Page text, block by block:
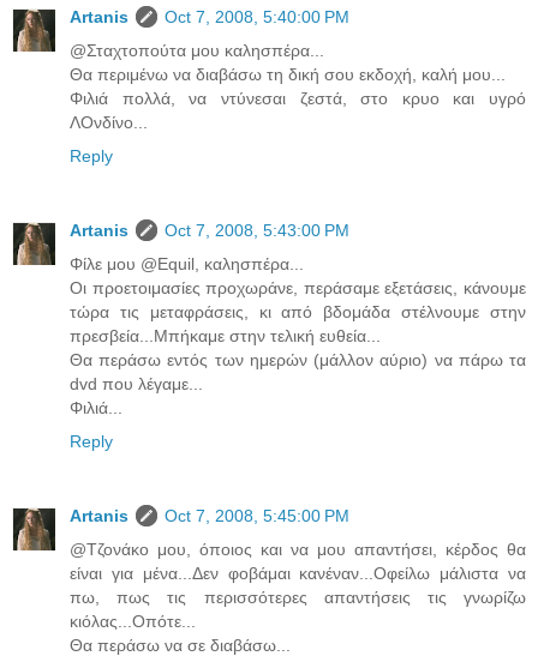
Artanis
Oct 7, 2008, 5:40:00 PM
@Σταχτοπούτα μου καλησπέρα...
Θα περιμένω να διαβάσω τη δική σου εκδοχή, καλή μου...
Φιλιά πολλά, να ντύνεσαι ζεστά, στο κρυο και υγρό
ΛΟνδίνο...
Reply
Artanis
Oct 7, 2008, 5:43:00 PM
Φίλε μου @Equil, καλησπέρα...
Οι προετοιμασίες προχωράνε, περάσαμε εξετάσεις, κάνουμε
τώρα τις μεταφράσεις, κι από βδομάδα στέλνουμε στην
πρεσβεία...Μπήκαμε στην τελική ευθεία...
Θα περάσω εντός των ημερών (μάλλον αύριο) να πάρω τα
dvd που λέγαμε...
Φιλιά...
Reply
Artanis
Oct 7, 2008, 5:45:00 PM
@Τζονάκο μου, όποιος και να μου απαντήσει, κέρδος θα
είναι για μένα...Δεν φοβάμαι κανέναν...Οφείλω μάλιστα να
πω, πως τις περισσότερες απαντήσεις τις γνωρίζω
κιόλας...Οπότε...
Θα περάσω να σε διαβάσω...